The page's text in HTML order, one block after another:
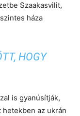
Szaakasvilit,
háza
HOGY
is gyanúsítják,
az ukrán